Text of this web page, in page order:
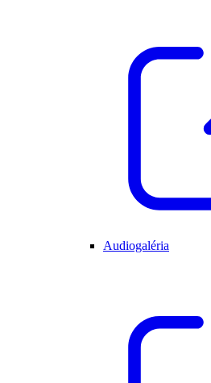
Audiogaléria